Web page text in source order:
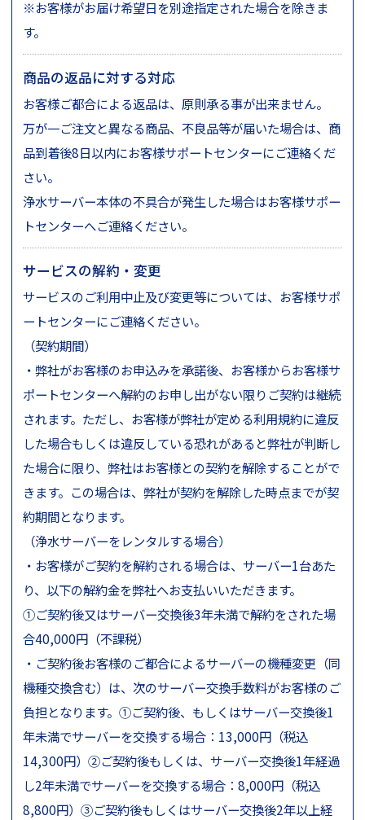
※お客様がお届け希望日を別途指定された場合を除きま
す。
商品の返品に対する対応
お客様ご都合による返品は、原則承る事が出来ません。
万が一ご注文と異なる商品、不良品等が届いた場合は、商
品到着後8日以内にお客様サポートセンターにご連絡くだ
さい。
浄水サーバー本体の不具合が発生した場合はお客様サポー
トセンターへご連絡ください。
サービスの解約・変更
サービスのご利用中止及び変更等については、お客様サポ
ートセンターにご連絡ください。
（契約期間）
・弊社がお客様のお申込みを承諾後、お客様からお客様サ
ポートセンターへ解約のお申し出がない限りご契約は継続
されます。ただし、お客様が弊社が定める利用規約に違反
した場合もしくは違反している恐れがあると弊社が判断し
た場合に限り、弊社はお客様との契約を解除することがで
きます。この場合は、弊社が契約を解除した時点までが契
約期間となります。
（浄水サーバーをレンタルする場合）
・お客様がご契約を解約される場合は、サーバー1台あた
り、以下の解約金を弊社へお支払いいただきます。
①ご契約後又はサーバー交換後3年未満で解約をされた場
合40,000円（不課税）
・ご契約後お客様のご都合によるサーバーの機種変更（同
機種交換含む）は、次のサーバー交換手数料がお客様のご
負担となります。①ご契約後、もしくはサーバー交換後1
年未満でサーバーを交換する場合：13,000円（税込
14,300円）②ご契約後もしくは、サーバー交換後1年経過
し2年未満でサーバーを交換する場合：8,000円（税込
8,800円）③ご契約後もしくはサーバー交換後2年以上経